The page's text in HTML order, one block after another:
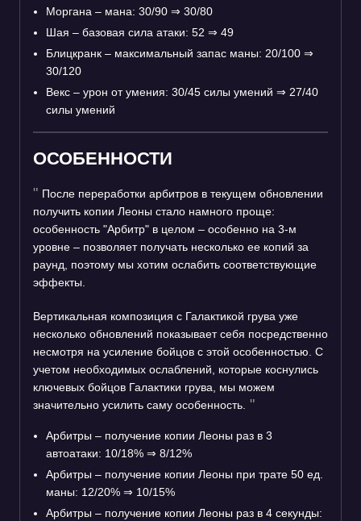
Моргана – мана: 30/90 ⇒ 30/80
Шая – базовая сила атаки: 52 ⇒ 49
Блицкранк – максимальный запас маны: 20/100 ⇒
30/120
Векс – урон от умения: 30/45 силы умений ⇒ 27/40
силы умений
ОСОБЕННОСТИ
После переработки арбитров в текущем обновлении
получить копии Леоны стало намного проще:
особенность "Арбитр" в целом – особенно на 3-м
уровне – позволяет получать несколько ее копий за
раунд, поэтому мы хотим ослабить соответствующие
эффекты.
Вертикальная композиция с Галактикой грува уже
несколько обновлений показывает себя посредственно
несмотря на усиление бойцов с этой особенностью. С
учетом необходимых ослаблений, которые коснулись
ключевых бойцов Галактики грува, мы можем
значительно усилить саму особенность.
Арбитры – получение копии Леоны раз в 3
автоатаки: 10/18% ⇒ 8/12%
Арбитры – получение копии Леоны при трате 50 ед.
маны: 12/20% ⇒ 10/15%
Арбитры – получение копии Леоны раз в 4 секунды: